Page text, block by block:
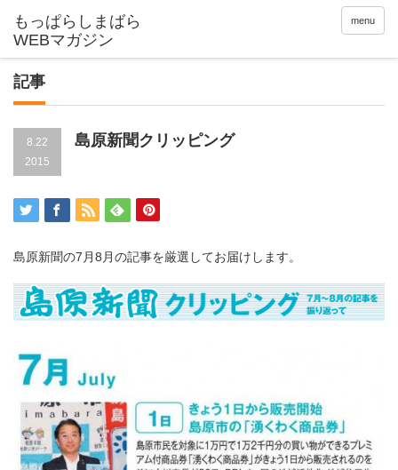
menu
記事
8.22
2015
島原新聞クリッピング
島原新聞の7月8月の記事を厳選してお届けします。